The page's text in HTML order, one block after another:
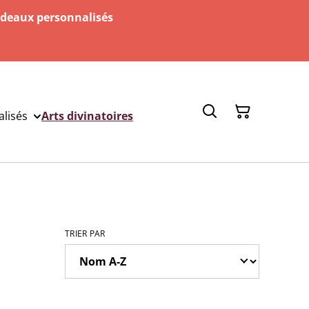
personnalisés
Arts divinatoires
TRIER PAR